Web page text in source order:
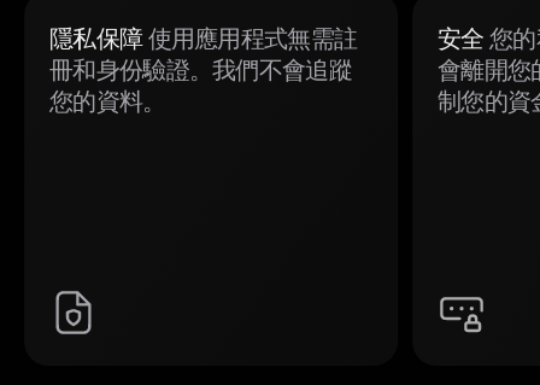
隱私保障使用應用程式無需註
冊和身份驗證。我們不會追蹤
您的資料。
安全 您
會離開您
制您的資